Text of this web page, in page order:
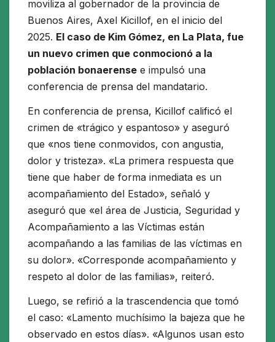
moviliza al gobernador de la provincia de
Buenos Aires, Axel Kicillof, en el inicio del
2025. El caso de Kim Gómez, en La Plata, fue
un nuevo crimen que conmocionó a la
población bonaerense e impulsó una
conferencia de prensa del mandatario.
En conferencia de prensa, Kicillof calificó el
crimen de «trágico y espantoso» y aseguró
que «nos tiene conmovidos, con angustia,
dolor y tristeza». «La primera respuesta que
tiene que haber de forma inmediata es un
acompañamiento del Estado», señaló y
aseguró que «el área de Justicia, Seguridad y
Acompañamiento a las Víctimas están
acompañando a las familias de las víctimas en
su dolor». «Corresponde acompañamiento y
respeto al dolor de las familias», reiteró.
Luego, se refirió a la trascendencia que tomó
el caso: «Lamento muchísimo la bajeza que he
observado en estos días». «Algunos usan esto